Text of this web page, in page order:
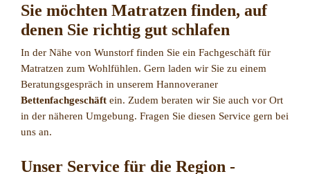
Sie möchten Matratzen finden, auf
denen Sie richtig gut schlafen
In der Nähe von Wunstorf finden Sie ein Fachgeschäft für
Matratzen zum Wohlfühlen. Gern laden wir Sie zu einem
Beratungsgespräch in unserem Hannoveraner
Bettenfachgeschäft ein. Zudem beraten wir Sie auch vor Ort
in der näheren Umgebung. Fragen Sie diesen Service gern bei
uns an.
Unser Service für die Region -